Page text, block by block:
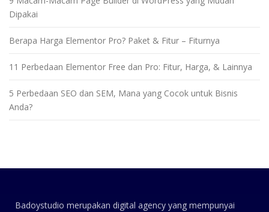
Dipakai
Berapa Harga Elementor Pro? Paket & Fitur – Fiturnya
11 Perbedaan Elementor Free dan Pro: Fitur, Harga, & Lainnya
5 Perbedaan SEO dan SEM, Mana yang Cocok untuk Bisnis
Anda?
Badoystudio merupakan digital agency yang mempunyai